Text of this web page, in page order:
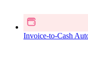
Invoice-to-Cash